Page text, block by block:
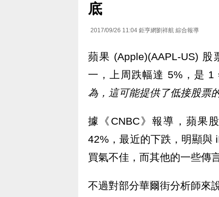
底
2017/09/26 11:04 鉅亨網劉祥航 綜合報導
蘋果 (Apple)(AAPL-US)
一，上周跌幅達 5%，是 1
為，這可能提供了低接股票
據《CNBC》報導，蘋果
42%，最近的下跌，明顯與
買氣不佳，而其他的一些傳
不過對部分華爾街分析師來